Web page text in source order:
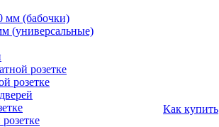
мм (бабочки)
(универсальные)
розетке
розетке
Как купить